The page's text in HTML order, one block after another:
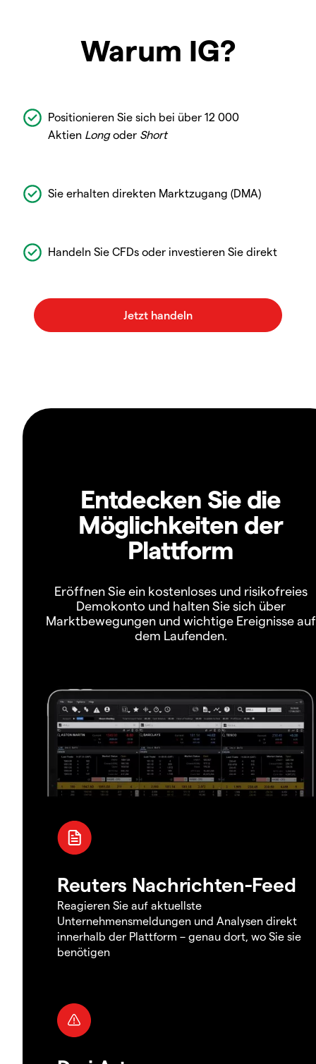
Warum IG?
Positionieren Sie sich bei über 12 000
Aktien Longoder Short
Sie erhalten direkten Marktzugang (DMA)
Handeln Sie CFDs oder investieren Sie direkt
Entdecken Sie die
Möglichkeiten der
Plattform
Eröffnen Sie ein kostenloses und risikofreies
Demokonto und halten Sie sich über
Marktbewegungen und wichtige Ereignisse auf
dem Laufenden.
Reuters Nachrichten-Feed
Reagieren Sie auf aktuellste
Unternehmensmeldungen und Analysen direkt
innerhalb der Plattform – genau dort, wo Sie sie
benötigen